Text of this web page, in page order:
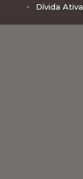
Dívida Ativa